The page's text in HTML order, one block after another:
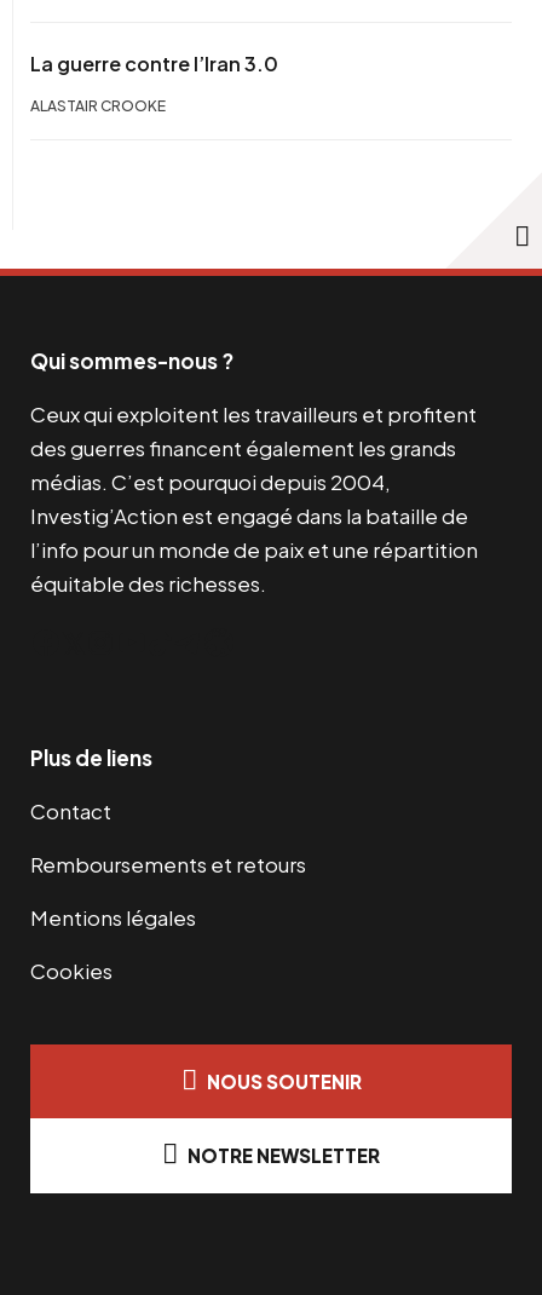
La guerre contre l’Iran 3.0
ALASTAIR CROOKE
Qui sommes-nous ?
Ceux qui exploitent les travailleurs et profitent
des guerres financent également les grands
médias. C’est pourquoi depuis 2004,
Investig’Action est engagé dans la bataille de
l’info pour un monde de paix et une répartition
équitable des richesses.
Plus de liens
Contact
Remboursements et retours
Mentions légales
Cookies
NOUS SOUTENIR
NOTRE NEWSLETTER